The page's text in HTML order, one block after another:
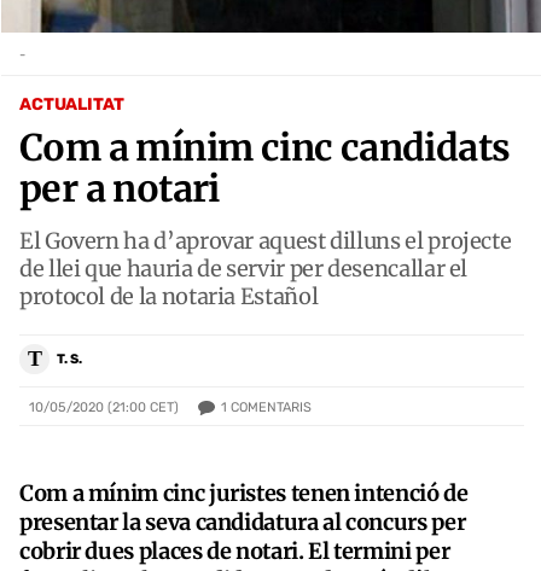
ACTUALITAT
Com a mínim cinc candidats
per a notari
El Govern ha d’aprovar aquest dilluns el projecte
de llei que hauria de servir per desencallar el
protocol de la notaria Estañol
T T. S.
10/05/2020 (21:00 CET) 1 COMENTARIS
-
Com a mínim cinc juristes tenen intenció de
presentar la seva candidatura al concurs per
cobrir dues places de notari. El termini per